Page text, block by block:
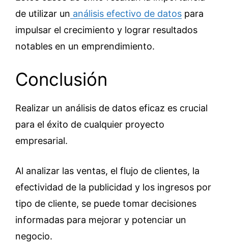
de utilizar un análisis efectivo de datos para
impulsar el crecimiento y lograr resultados
notables en un emprendimiento.
Conclusión
Realizar un análisis de datos eficaz es crucial
para el éxito de cualquier proyecto
empresarial.
Al analizar las ventas, el flujo de clientes, la
efectividad de la publicidad y los ingresos por
tipo de cliente, se puede tomar decisiones
informadas para mejorar y potenciar un
negocio.